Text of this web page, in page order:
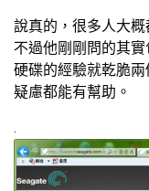
說真的，很多人大
不過他剛剛問的其
硬碟的經驗就乾脆
疑慮都能有幫助。
.